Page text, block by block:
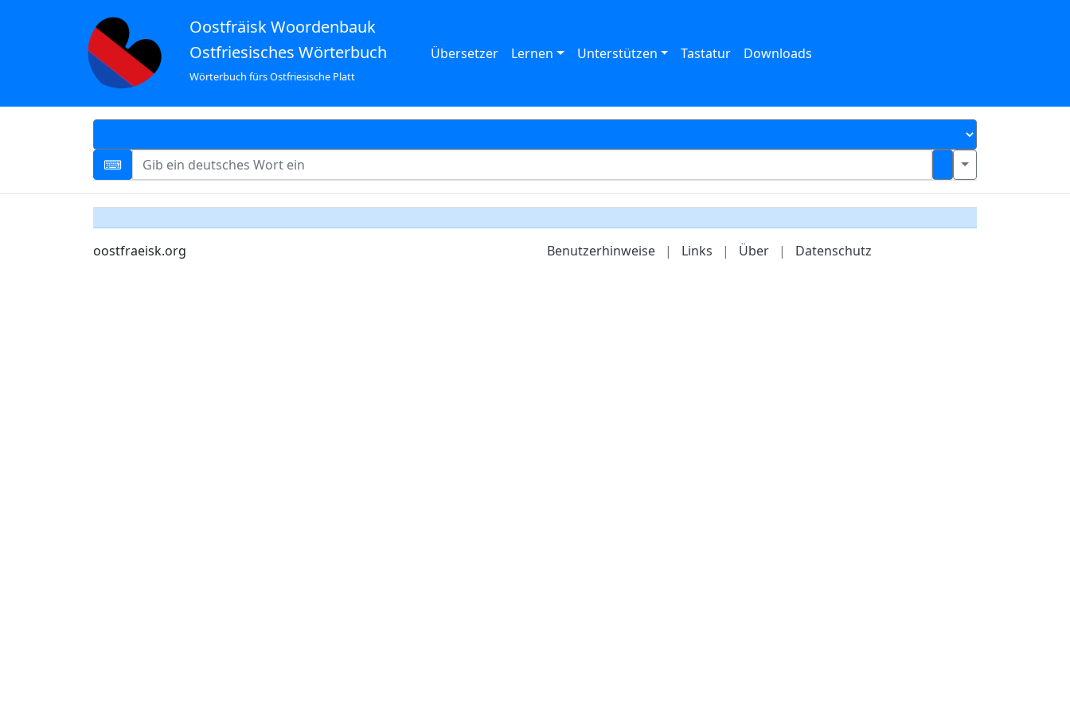
Oostfräisk Woordenbauk
Ostfriesisches Wörterbuch
Wörterbuch fürs Ostfriesische Platt
Übersetzer Lernen Unterstützen Tastatur Downloads
oostfraeisk.org Benutzerhinweise | Links | Über | Datenschutz